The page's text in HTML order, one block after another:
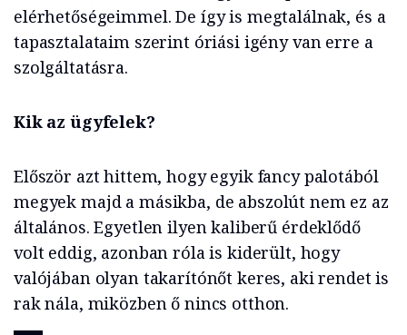
elérhetőségeimmel. De így is megtalálnak, és a
tapasztalataim szerint óriási igény van erre a
szolgáltatásra.
Kik az ügyfelek?
Először azt hittem, hogy egyik fancy palotából
megyek majd a másikba, de abszolút nem ez az
általános. Egyetlen ilyen kaliberű érdeklődő
volt eddig, azonban róla is kiderült, hogy
valójában olyan takarítónőt keres, aki rendet is
rak nála, miközben ő nincs otthon.